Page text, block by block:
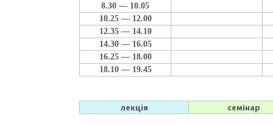
8.30 — 10.05
10.25 — 12.00
12.35 — 14.10
14.30 — 16.05
16.25 — 18.00
18.10 — 19.45
лекція семінар